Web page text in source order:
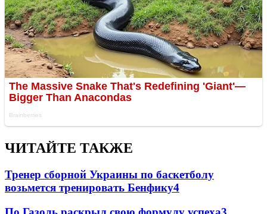
ЧИТАЙТЕ ТАКЖЕ
Тренер сборной Украины по баскетболу
возьмется тренировать Бенфику4